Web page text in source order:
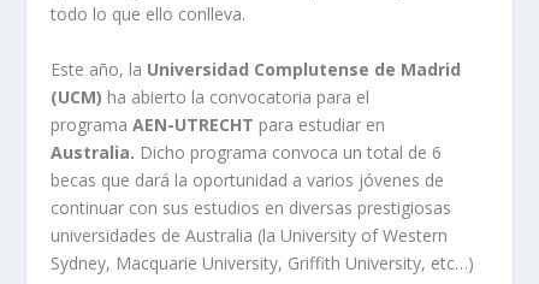
todo lo que ello conlleva.
Este año, la Universidad Complutense de Madrid
(UCM) ha abierto la convocatoria para el
programaAEN-UTRECHT para estudiar en
Australia. Dicho programa convoca un total de 6
becas que dará la oportunidad a varios jóvenes de
continuar con sus estudios en diversas prestigiosas
universidades de Australia (la University of Western
Sydney, Macquarie University, Griffith University, etc…)